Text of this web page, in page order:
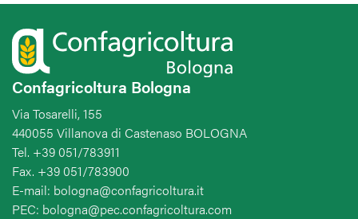
Confagricoltura Bologna
Via Tosarelli, 155
440055 Villanova di Castenaso BOLOGNA
Tel. +39 051/783911
Fax. +39 051/783900
E-mail: bologna@confagricoltura.it
PEC: bologna@pec.confagricoltura.com